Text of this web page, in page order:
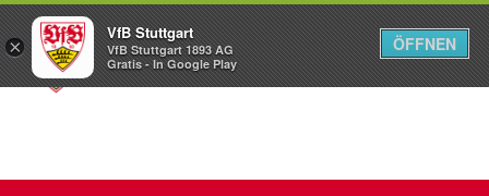
Menü
×
VfB Stuttgart
VfB Stuttgart 1893 AG
Gratis - In Google Play
ÖFFNEN